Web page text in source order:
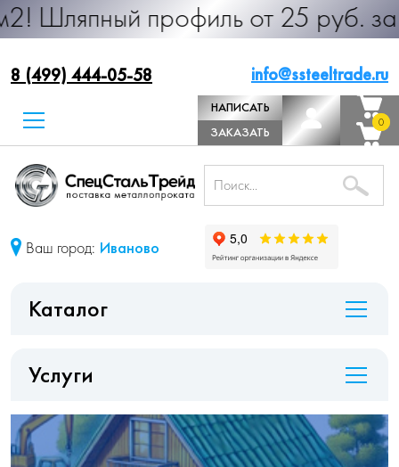
профиль от 25 руб. за м.п.
8 (499) 444-05-58 info@ssteeltrade.ru
НАПИСАТЬ
ДИРЕКТОРУ
ЗАКАЗАТЬ
ЗВОНОК
0
0
Ваш город: Иваново
Каталог
Услуги